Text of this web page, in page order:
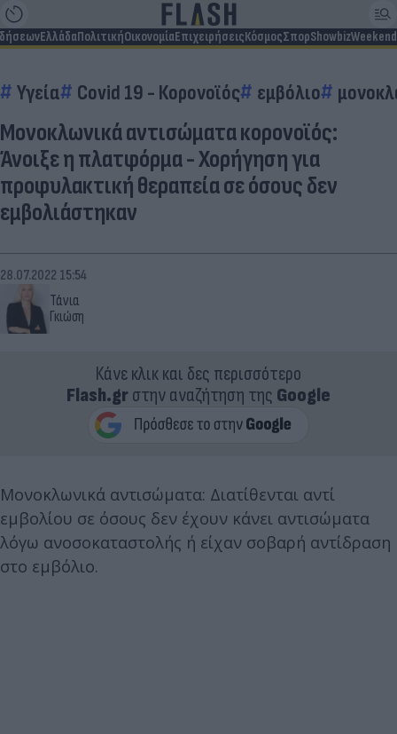
ΕλλάδαΠολιτικήΟικονομίαΕπιχειρήσειςΚόσμοςΣπορShowbizWeekend
Υγεία Covid 19 - Κορονοϊός εμβόλιο
Μονοκλωνικά αντισώματα κορονοϊός:
Άνοιξε η πλατφόρμα - Χορήγηση για
προφυλακτική θεραπεία σε όσους δεν
εμβολιάστηκαν
Τάνια
Γκιώση
28.07.2022 15:54
Κάνε κλικ και δες περισσότερο
Flash.grστην αναζήτηση της Google
Μονοκλωνικά αντισώματα: Διατίθενται αντί
εμβολίου σε όσους δεν έχουν κάνει αντισώματα
λόγω ανοσοκαταστολής ή είχαν σοβαρή αντίδραση
στο εμβόλιο.